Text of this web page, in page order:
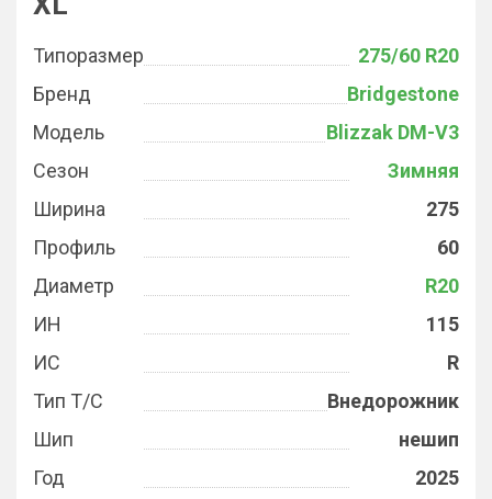
Типоразмер
275/60 R20
Бренд
Bridgestone
Модель
Blizzak DM-V3
Сезон
Зимняя
Ширина
275
Профиль
60
Диаметр
R20
ИН
115
ИС
R
Тип Т/С
Внедорожник
Шип
нешип
Год
2025